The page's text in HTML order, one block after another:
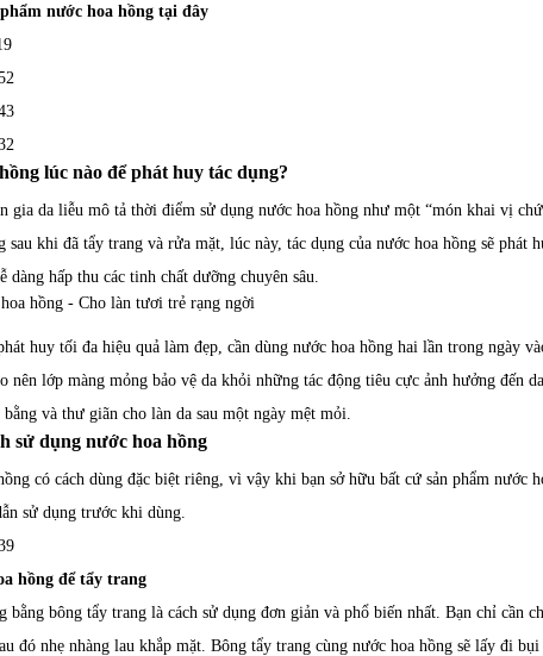
nước hoa hồng tại đây
lúc nào để phát huy tác dụng?
gia da liễu mô tả thời điểm sử dụng nước hoa hồng như một “món khai vị
sau khi đã tẩy trang và rửa mặt, lúc này, tác dụng của nước hoa hồng sẽ phát
dàng hấp thu các tinh chất dưỡng chuyên sâu.
huy tối đa hiệu quả làm đẹp, cần dùng nước hoa hồng hai lần trong ngày
nên lớp màng mỏng bảo vệ da khỏi những tác động tiêu cực ảnh hưởng đến
và thư giãn cho làn da sau một ngày mệt mỏi.
sử dụng nước hoa hồng
có cách dùng đặc biệt riêng, vì vậy khi bạn sở hữu bất cứ sản phẩm nước
sử dụng trước khi dùng.
hồng để tẩy trang
bằng bông tẩy trang là cách sử dụng đơn giản và phổ biến nhất. Bạn chỉ cần
đó nhẹ nhàng lau khắp mặt. Bông tẩy trang cùng nước hoa hồng sẽ lấy đi